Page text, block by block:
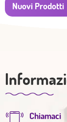
Nuovi Prodotti
Chiamaci